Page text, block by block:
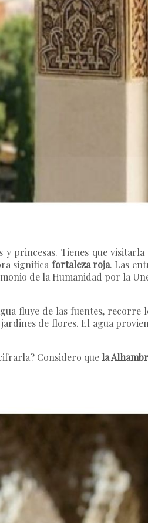
princesas. Tienes que
significa fortaleza roja. Las
de la Humanidad por la
fluye de las fuentes, recorre
de flores. El agua
Considero quela